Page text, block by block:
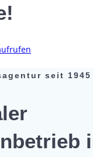
seit 1945